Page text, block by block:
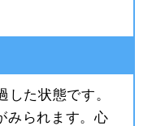
た状態です。
みられます。心